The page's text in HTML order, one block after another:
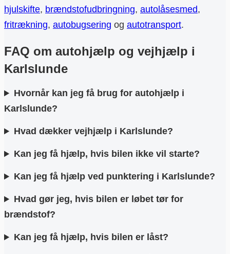
hjulskifte, brændstofudbringning, autolåsesmed,
fritrækning, autobugsering og autotransport.
FAQ om autohjælp og vejhjælp i
Karlslunde
Hvornår kan jeg få brug for autohjælp i
Karlslunde?
Hvad dækker vejhjælp i Karlslunde?
Kan jeg få hjælp, hvis bilen ikke vil starte?
Kan jeg få hjælp ved punktering i Karlslunde?
Hvad gør jeg, hvis bilen er løbet tør for
brændstof?
Kan jeg få hjælp, hvis bilen er låst?